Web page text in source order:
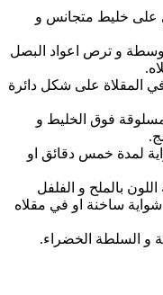
على خليط متجانس و
و ترص اعواد البصل
المقلاة على شكل دائرة
فوق الخليط و
لمدة خمس دقائق او
بالملح و الفلفل
ساخنة او في مقلاه
و السلطة الخضراء.